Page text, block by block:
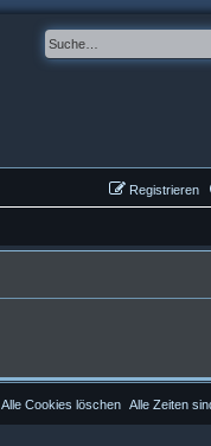
Registrieren
Alle Zeiten
Alle Cookies löschen